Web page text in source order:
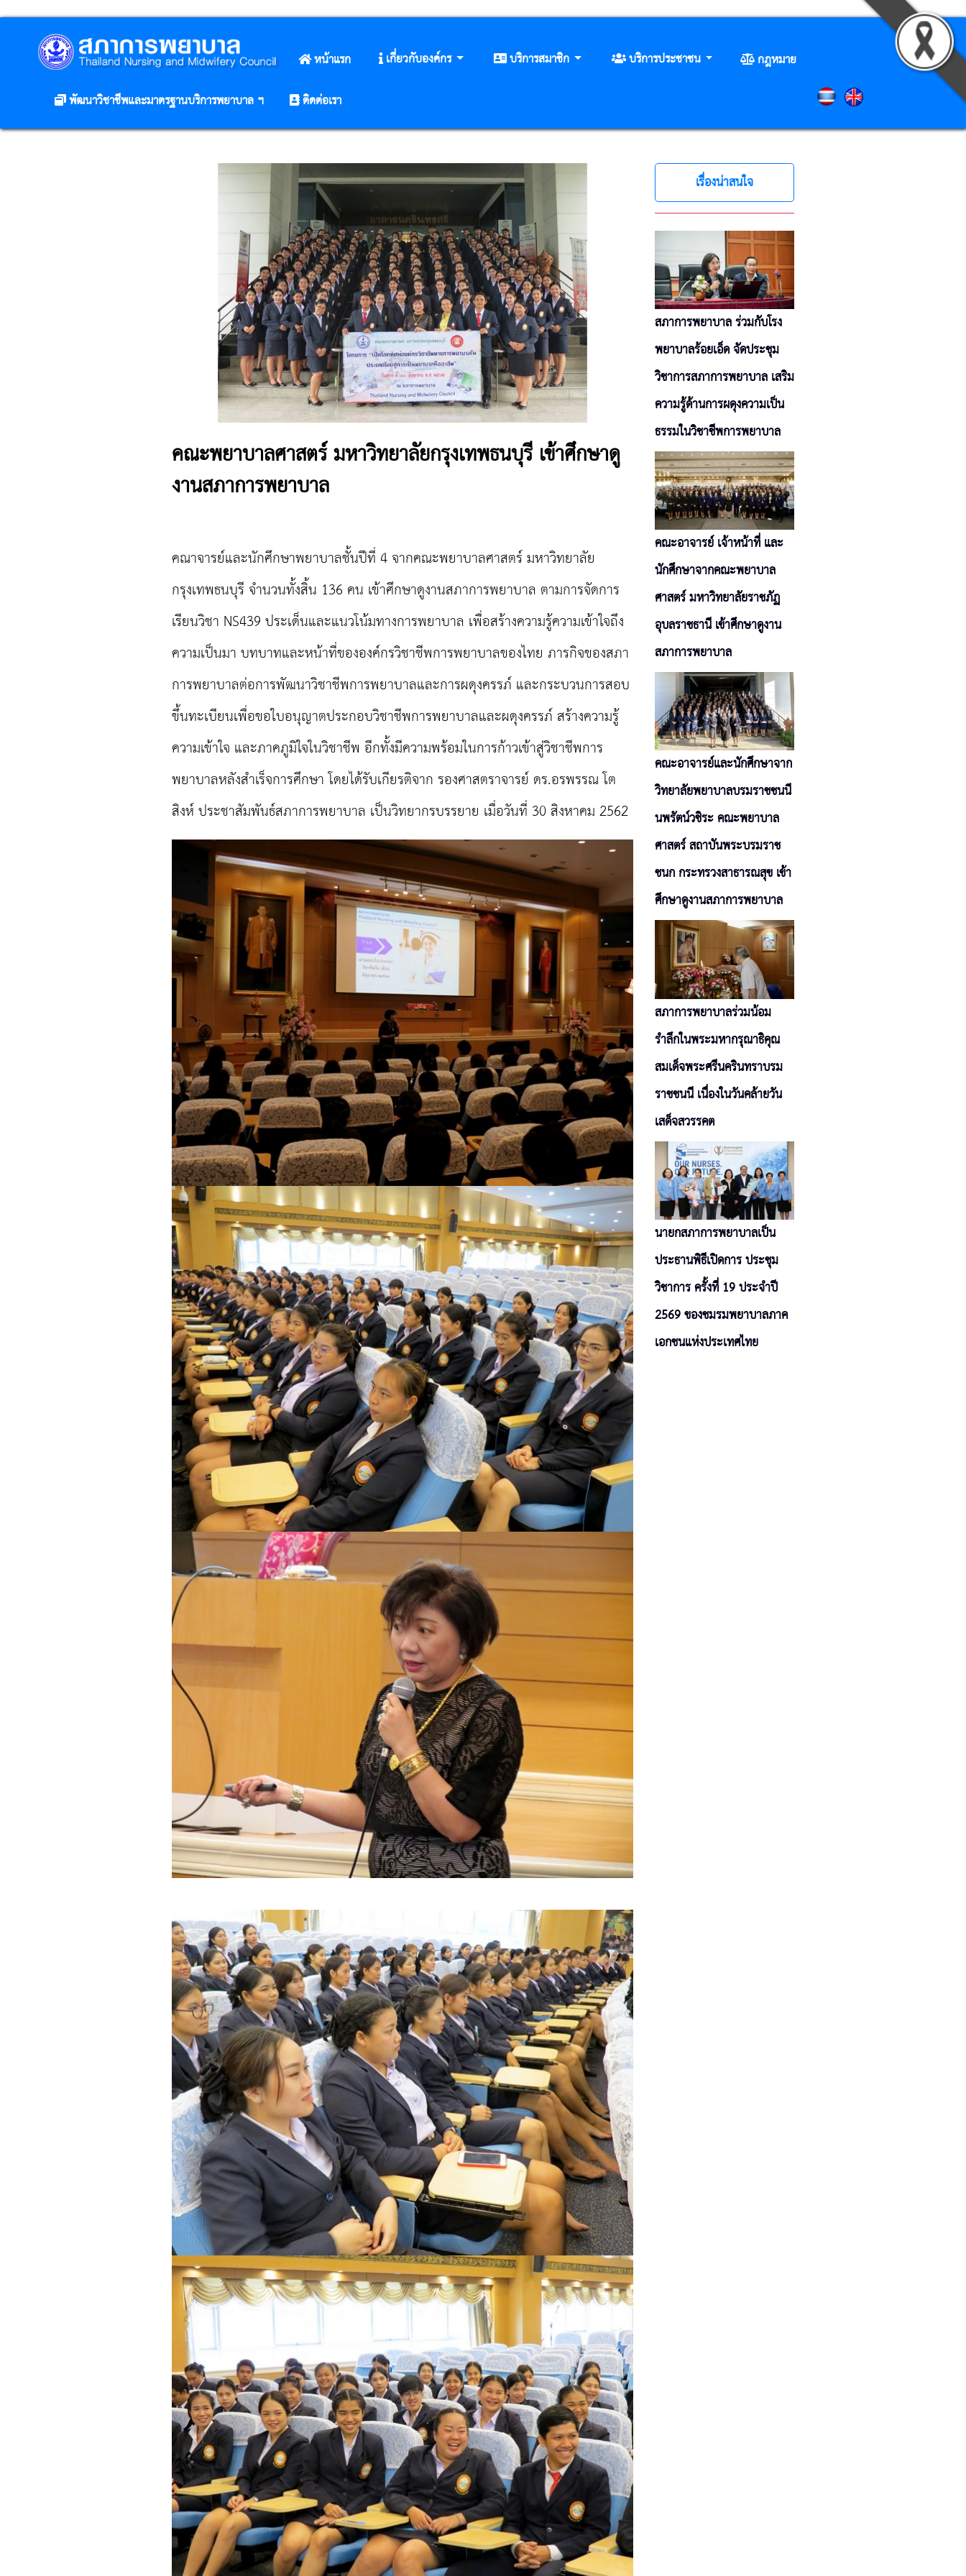
หน้าแรก เกี่ยวกับองค์กร บริการสมาชิก บริการประชาชน
กฎหมาย
พัฒนาวิชาชีพและมาตรฐานบริการพยาบาล ฯ
ติดต่อเรา
คณะพยาบาลศาสตร์ มหาวิทยาลัยกรุงเทพธนบุรี เข้าศึกษาดู
งานสภาการพยาบาล
คณาจารย์และนักศึกษาพยาบาลชั้นปีที่ 4 จากคณะพยาบาลศาสตร์ มหาวิทยาลัย
กรุงเทพธนบุรีจำนวนทั้งสิ้น 136 คน เข้าศึกษาดูงานสภาการพยาบาล ตามการจัดการ
เรียนวิชา NS439 ประเด็นและแนวโน้มทางการพยาบาล เพื่อสร้างความรู้ความเข้าใจถึง
ความเป็นมา บทบาทและหน้าที่ขององค์กรวิชาชีพการพยาบาลของไทย ภารกิจของสภา
การพยาบาลต่อการพัฒนาวิชาชีพการพยาบาลและการผดุงครรภ์ และกระบวนการสอบ
ขึ้นทะเบียนเพื่อขอใบอนุญาตประกอบวิชาชีพการพยาบาลและผดุงครรภ์ สร้างความรู้
ความเข้าใจ และภาคภูมิใจในวิชาชีพ อีกทั้งมีความพร้อมในการก้าวเข้าสู่วิชาชีพการ
พยาบาลหลังสำเร็จการศึกษา โดยได้รับเกียรติจาก รองศาสตราจารย์ ดร.อรพรรณ โต
สิงห์ ประชาสัมพันธ์สภาการพยาบาล เป็นวิทยากรบรรยาย เมื่อวันที่ 30 สิงหาคม 2562
เรื่องน่าสนใจ
สภาการพยาบาล ร่วมกับโรง
พยาบาลร้อยเอ็ด จัดประชุม
วิชาการสภาการพยาบาล เสริม
ความรู้ด้านการผดุงความเป็น
ธรรมในวิชาชีพการพยาบาล
คณะอาจารย์ เจ้าหน้าที่ และ
นักศึกษาจากคณะพยาบาล
ศาสตร์ มหาวิทยาลัยราชภัฏ
อุบลราชธานี เข้าศึกษาดูงาน
สภาการพยาบาล
คณะอาจารย์และนักศึกษาจาก
วิทยาลัยพยาบาลบรมราชชนนี
นพรัตน์วชิระ คณะพยาบาล
ศาสตร์ สถาบันพระบรมราช
ชนก กระทรวงสาธารณสุข เข้า
ศึกษาดูงานสภาการพยาบาล
สภาการพยาบาลร่วมน้อม
รำลึกในพระมหากรุณาธิคุณ
สมเด็จพระศรีนครินทราบรม
ราชชนนี เนื่องในวันคล้ายวัน
เสด็จสวรรคต
นายกสภาการพยาบาลเป็น
ประธานพิธีเปิดการ ประชุม
วิชาการ ครั้งที่ 19 ประจำปี
2569 ของชมรมพยาบาลภาค
เอกชนแห่งประเทศไทย